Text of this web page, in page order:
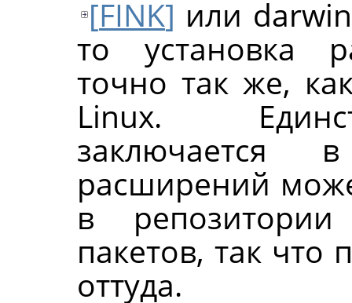
[FINK] или
то установка
точно так же,
Linux.
расширений
в
пакетов, так что
оттуда.